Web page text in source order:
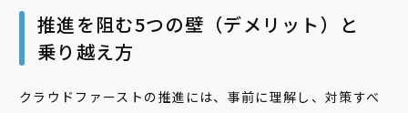
推進を阻む5つの壁（デメリット）と
乗り越え方
クラウドファーストの推進には、事前に理解し、対策すべ